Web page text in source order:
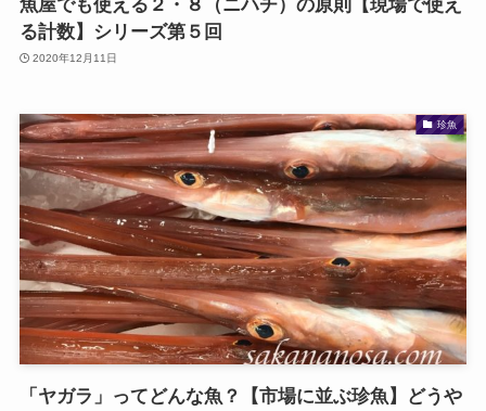
魚屋でも使える２・８（ニハチ）の原則【現場で使え
る計数】シリーズ第５回
2020年12月11日
珍魚
「ヤガラ」ってどんな魚？【市場に並ぶ珍魚】どうや